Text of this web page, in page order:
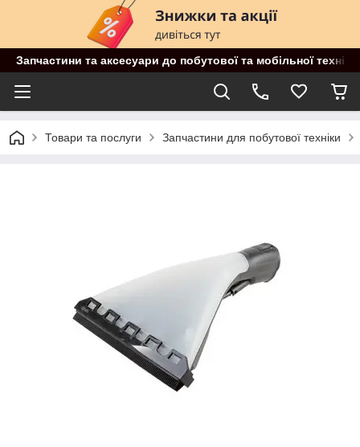
Запчастини та аксесуари до побутової та мобільної
Товари та послуги Запчастини для побутової техніки